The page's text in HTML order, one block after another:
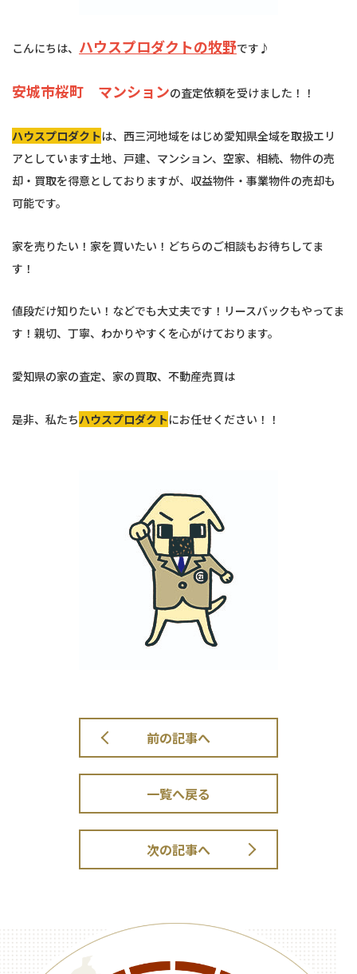
こんにちは、 ハウスプロダクトの牧野です♪
安城市桜町 マンションの査定依頼を受けました！！
ハウスプロダクトは、西三河地域をはじめ愛知県全域を取扱エリ
アとしています土地、戸建、マンション、空家、相続、物件の売
却・買取を得意としておりますが、収益物件・事業物件の売却も
可能です。
家を売りたい！家を買いたい！どちらのご相談もお待ちしてま
す！
値段だけ知りたい！などでも大丈夫です！リースバックもやってま
す！親切、丁寧、わかりやすくを心がけております。
愛知県の家の査定、家の買取、不動産売買は
是非、私たちハウスプロダクトにお任せください！！
前の記事へ
一覧へ戻る
次の記事へ